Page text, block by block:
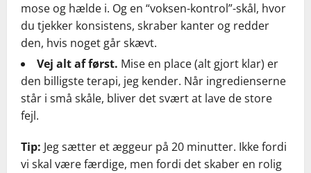
mose og hælde i. Og en “voksen-kontrol”-skål, hvor
du tjekker konsistens, skraber kanter og redder
den, hvis noget går skævt.
Vej alt af først. Mise en place (alt gjort klar) er
den billigste terapi, jeg kender. Når ingredienserne
står i små skåle, bliver det svært at lave de store
fejl.
Tip: Jeg sætter et æggeur på 20 minutter. Ikke fordi
vi skal være færdige, men fordi det skaber en rolig